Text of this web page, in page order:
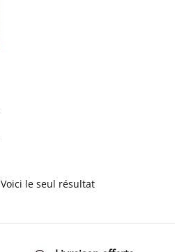
Voici le seul résultat